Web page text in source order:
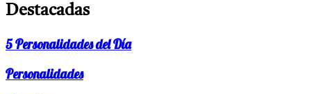
Destacadas
5 Personalidades del Día
Personalidades